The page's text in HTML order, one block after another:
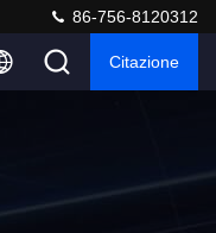
86-756-8120312
Citazione